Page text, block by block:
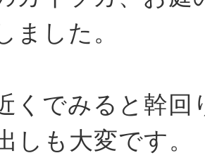
ました。
くでみると幹
しも大変です。